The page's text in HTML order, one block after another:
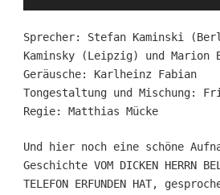
Sprecher: Stefan Kaminski
Kaminsky (Leipzig) und Marion
Geräusche: Karlheinz Fabian
Tongestaltung und Mischung:
Regie: Matthias Mücke
Und hier noch eine schöne
Geschichte VOM DICKEN HERRN
TELEFON ERFUNDEN HAT,